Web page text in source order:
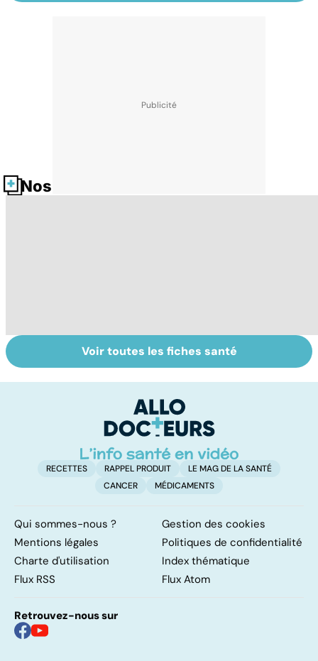
Nos fiches santé
Votre enfant se
gratte : et si
RGO : des
solutions contre
gastrique
Voir toutes les fiches santé
RECETTES RAPPEL PRODUIT
LE MAG DE LA SANTÉ
CANCER
MÉDICAMENTS
Qui sommes-nous ?
Gestion des cookies
Mentions légales
Politiques de confidentialité
Charte d'utilisation
Index thématique
Flux RSS
Flux Atom
Retrouvez-nous sur